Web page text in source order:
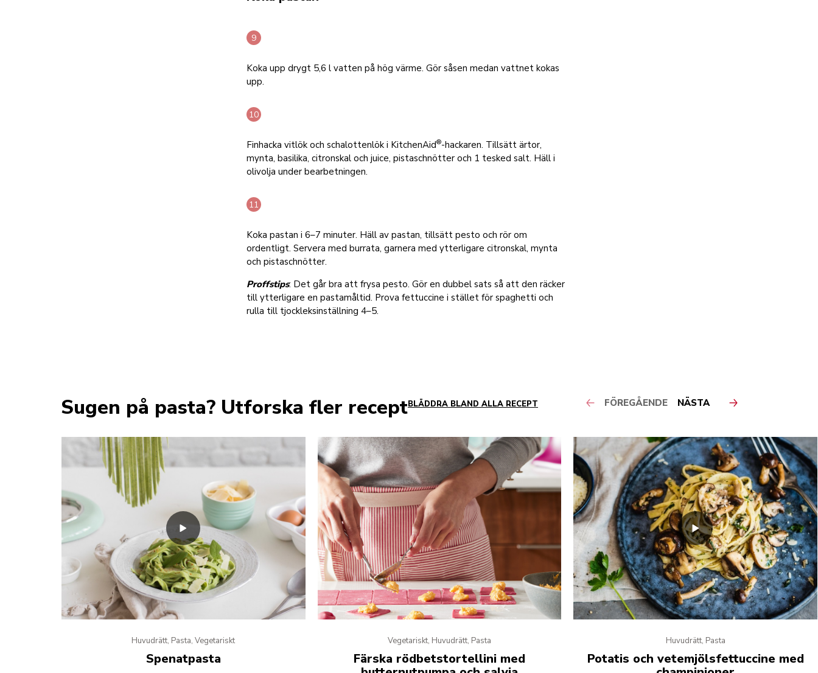
Koka upp drygt 5,6 l vatten på hög värme. Gör såsen medan vattnet kokas
upp.
Finhacka vitlök och schalottenlök i KitchenAid®-hackaren. Tillsätt ärtor,
mynta, basilika, citronskal och juice, pistaschnötter och 1 tesked salt. Häll i
olivolja under bearbetningen.
Koka pastan i 6–7 minuter. Häll av pastan, tillsätt pesto och rör om
ordentligt. Servera med burrata, garnera med ytterligare citronskal, mynta
och pistaschnötter.
Proffstips: Det går bra att frysa pesto. Gör en dubbel sats så att den räcker
till ytterligare en pastamåltid. Prova fettuccine i stället för spaghetti och
rulla till tjockleksinställning 4–5.
Sugen på pasta? Utforska fler receptBLÄDDRA BLAND ALLA RECEPT FÖREGÅENDE NÄSTA
Huvudrätt, Pasta, Vegetariskt
Spenatpasta
Vegetariskt, Huvudrätt, Pasta
Färska rödbetstortellini med
Huvudrätt, Pasta
Potatis och vetemjölsfettuccine med